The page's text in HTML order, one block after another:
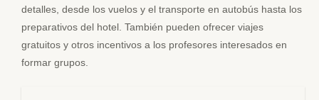
detalles, desde los vuelos y el transporte en autobús hasta los
preparativos del hotel. También pueden ofrecer viajes
gratuitos y otros incentivos a los profesores interesados en
formar grupos.